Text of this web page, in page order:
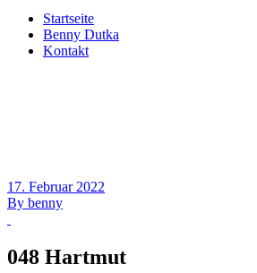
Startseite
Benny Dutka
Kontakt
17. Februar 2022
By benny
048 Hartmut